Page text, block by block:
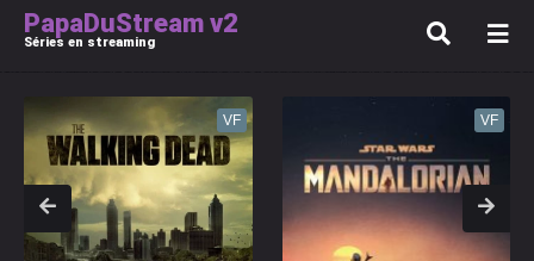
PapaDuStream v2
Séries en streaming
VF VF